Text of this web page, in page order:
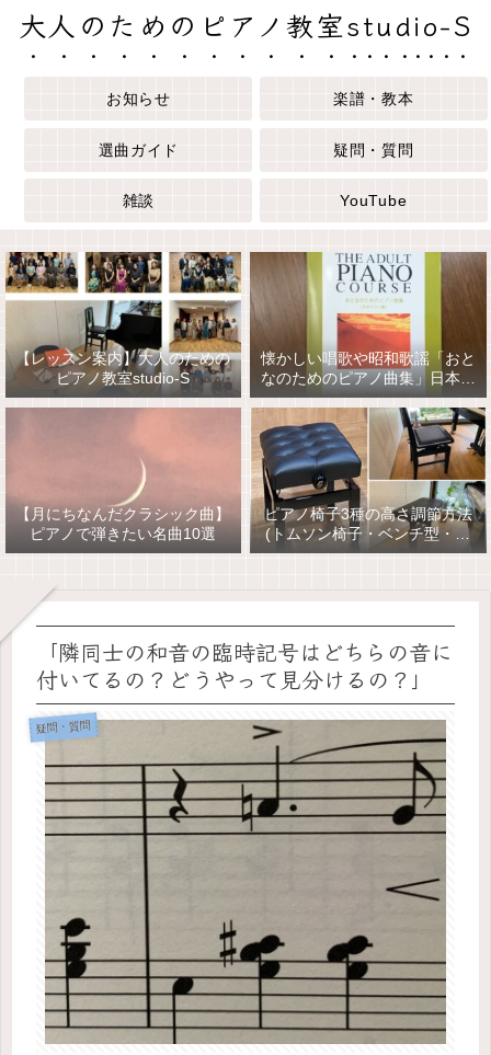
大人のためのピアノ教室studio-S
お知らせ 楽譜・教本
選曲ガイド 疑問・質問
雑談 YouTube
【レッスン案内】大人のための
ピアノ教室studio-S
懐かしい唱歌や昭和歌謡「おと
なのためのピアノ曲集」日本の
うた編
【月にちなんだクラシック曲】
ピアノで弾きたい名曲10選
ピアノ椅子3種の高さ調節方法
(トムソン椅子・ベンチ型・油
圧式)
「隣同士の和音の臨時記号はどちらの音に
付いてるの？どうやって見分けるの？」
疑問・質問